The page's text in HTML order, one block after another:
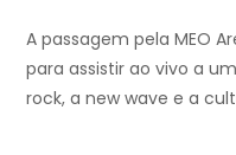
A passagem pela MEO
para assistir ao vivo a
rock, a new wave e a